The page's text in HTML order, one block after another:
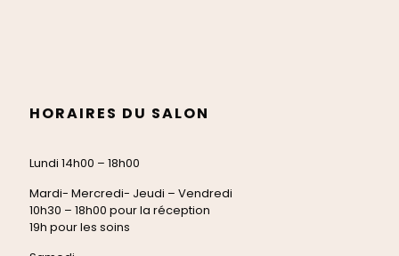
HORAIRES DU SALON
Lundi 14h00 – 18h00
Mardi- Mercredi- Jeudi – Vendredi
10h30 – 18h00 pour la réception
19h pour les soins